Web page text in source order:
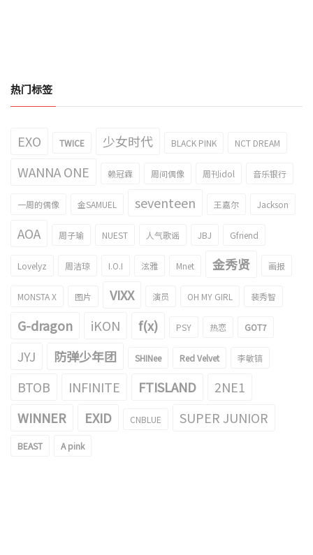
热门标签
EXO TWICE 少女时代 BLACK PINK NCT DREAM
WANNA ONE 赖冠霖 周间偶像 周刊idol 音乐银行
一周的偶像 金SAMUEL seventeen 王嘉尔 Jackson
AOA 周子瑜 NUEST 人气歌谣 JBJ Gfriend
Lovelyz 周洁琼 I.O.I 泫雅 Mnet 金秀贤 画报
MONSTA X 图片 VIXX 演员 OH MY GIRL 裴秀智
G-dragon iKON f(x) PSY 热恋 GOT7
JYJ 防弹少年团 SHINee Red Velvet 李敏镐
BTOB INFINITE FTISLAND
2NE1
WINNER
EXID CNBLUE SUPER JUNIOR
BEAST A pink